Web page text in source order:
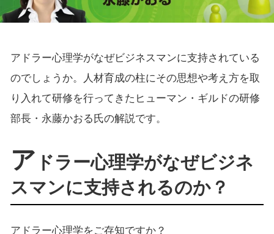
アドラー心理学がなぜビジネスマンに支持されている
のでしょうか。人材育成の柱にその思想や考え方を取
り入れて研修を行ってきたヒューマン・ギルドの研修
部長・永藤かおる氏の解説です。
ア ドラー心理学がなぜビジネ
スマンに支持されるのか？
アドラー心理学をご存知ですか？